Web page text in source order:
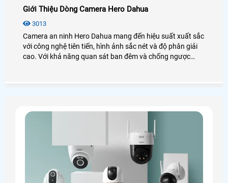
Giới Thiệu Dòng Camera Hero Dahua
3013
Camera an ninh Hero Dahua mang đến hiệu suất xuất sắc
với công nghệ tiên tiến, hình ảnh sắc nét và độ phân giải
cao. Với khả năng quan sát ban đêm và chống ngược